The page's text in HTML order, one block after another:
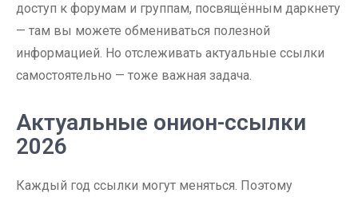
доступ к форумам и группам, посвящённым даркнету
— там вы можете обмениваться полезной
информацией. Но отслеживать актуальные ссылки
самостоятельно — тоже важная задача.
Актуальные онион-ссылки
2026
Каждый год ссылки могут меняться. Поэтому